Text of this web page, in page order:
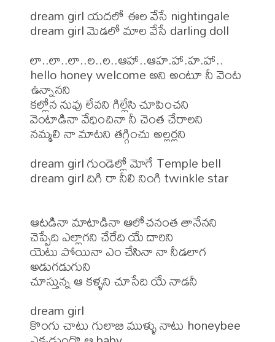
dream girl యదలో ఈల వేసే nightingale
dream girl మెడలో మాల వేసే darling doll
లా..లా..లా..ల..ల..ఆహా..ఆహ.హా.హ.హా..
hello honey welcome అని అంటూ నీ వెంట
ఉన్నానని
కల్లోన నువు లేవని గిల్లేసి చూపించని
వెంటాడినా వేధించినా నీ చెంత చేరాలని
నమ్మలి నా మాటని తగ్గించు అల్లర్లని
dream girl గుండెల్లో మోగే Temple bell
dream girl దిగి రా నీలి నింగి twinkle star
ఆటడినా మాటాడినా ఆలోచనంత తానేనని
చెప్పేది ఎల్లాగని చేరేది యే దారిని
యెటు పోయినా ఎం చేసినా నా నీడలాగ
అడుగడుగుని
చూస్తున్న ఆ కళ్ళని చూసేది యే నాడనీ
dream girl
కొంగు చాటు గులాబి ముళ్ళు నాటు honeybee